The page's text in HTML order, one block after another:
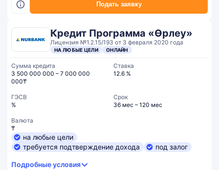
Подать заявку
Кредит Программа «Өрлеу»
Лицензия №1.2.15/193 от 3 февраля 2020 года
НА ЛЮБЫЕ ЦЕЛИ ОНЛАЙН
Сумма кредита
3 500 000 000 – 7 000 000
000₸
Ставка
12.6 %
ГЭСВ
%
Срок
36 мес – 120 мес
Валюта
₸
на любые цели
требуется подтверждение дохода
под залог
Подробные условия